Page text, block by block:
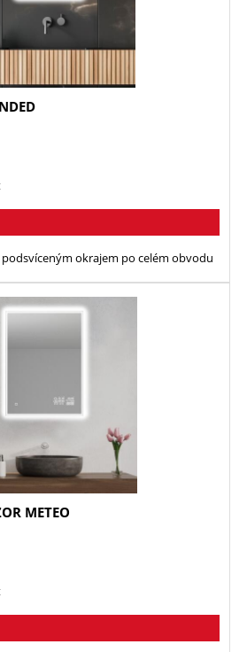
podsvíceným okrajem po celém obvodu
METEO